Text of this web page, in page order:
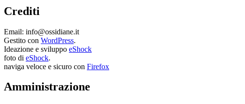
Crediti
Email: info@ossidiane.it
Gestito con WordPress.
Ideazione e sviluppo eShock
foto di eShock.
naviga veloce e sicuro con Firefox
Amministrazione